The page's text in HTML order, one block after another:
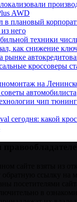
AWD
плановый
него
техники
как снижение
рынке
кроссоверы
на
автомобилиста
чип
сегодня: какой